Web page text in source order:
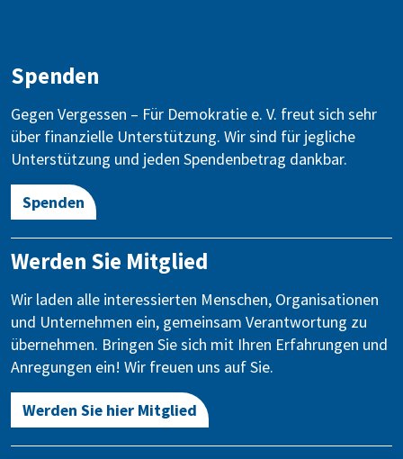
Spenden
Gegen Vergessen – Für Demokratie e. V. freut sich sehr
über finanzielle Unterstützung. Wir sind für jegliche
Unterstützung und jeden Spendenbetrag dankbar.
Spenden
Werden Sie Mitglied
Wir laden alle interessierten Menschen, Organisationen
und Unternehmen ein, gemeinsam Verantwortung zu
übernehmen. Bringen Sie sich mit Ihren Erfahrungen und
Anregungen ein! Wir freuen uns auf Sie.
Werden Sie hier Mitglied